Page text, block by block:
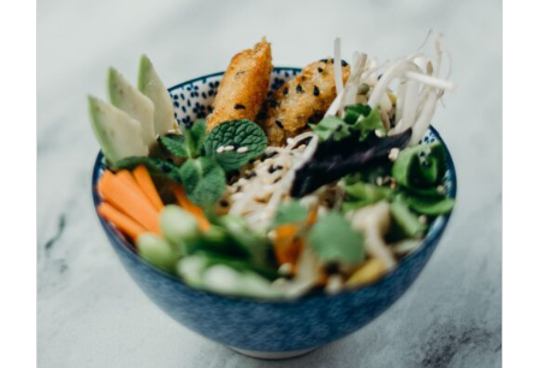
ADD TO CART / DÉTAILS